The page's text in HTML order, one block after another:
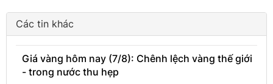
Các tin khác
Giá vàng hôm nay (7/8): Chênh lệch vàng thế giới
- trong nước thu hẹp